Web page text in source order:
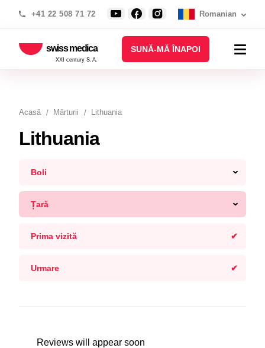
+41 22 508 71 72 Romanian
swiss medica
XXI century S.A.
SUNĂ-MĂ ÎNAPOI
Acasă Mărturii Lithuania
Lithuania
Boli
Țară
Prima vizită
Urmare
Reviews will appear soon